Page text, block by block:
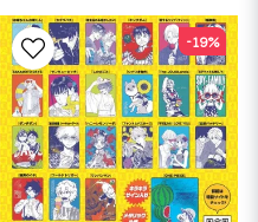
-19%